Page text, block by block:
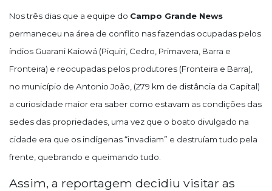
Nos três dias que a equipe do Campo Grande News
permaneceu na área de conflito nas fazendas ocupadas pelos
índios Guarani Kaiowá (Piquiri, Cedro, Primavera, Barra e
Fronteira) e reocupadas pelos produtores (Fronteira e Barra),
no município de Antonio João, (279 km de distância da Capital)
a curiosidade maior era saber como estavam as condições das
sedes das propriedades, uma vez que o boato divulgado na
cidade era que os indígenas “invadiam” e destruíam tudo pela
frente, quebrando e queimando tudo.
Assim, a reportagem decidiu visitar as